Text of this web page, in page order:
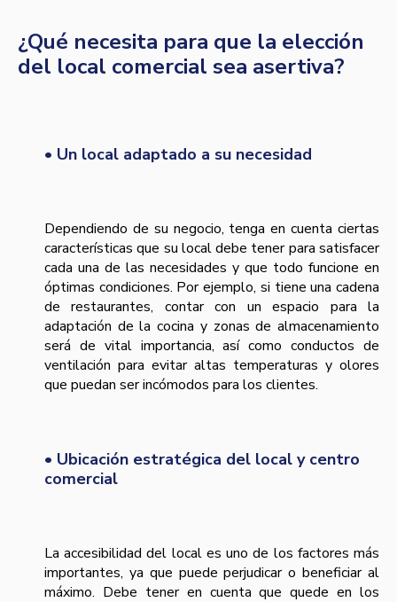
¿Qué necesita para que la elección
del local comercial sea asertiva?
• Un local adaptado a su necesidad
Dependiendo de su negocio, tenga en cuenta ciertas
características que su local debe tener para satisfacer
cada una de las necesidades y que todo funcione en
óptimas condiciones. Por ejemplo, si tiene una cadena
de restaurantes, contar con un espacio para la
adaptación de la cocina y zonas de almacenamiento
será de vital importancia, así como conductos de
ventilación para evitar altas temperaturas y olores
que puedan ser incómodos para los clientes.
• Ubicación estratégica del local y centro
comercial
La accesibilidad del local es uno de los factores más
importantes, ya que puede perjudicar o beneficiar al
máximo. Debe tener en cuenta que quede en los